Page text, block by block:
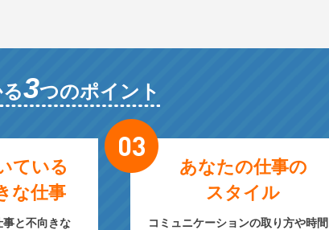
3つのポイント
ている
な仕事
事と不向きな
あなたの仕事の
スタイル
コミュニケーションの取り方や時間